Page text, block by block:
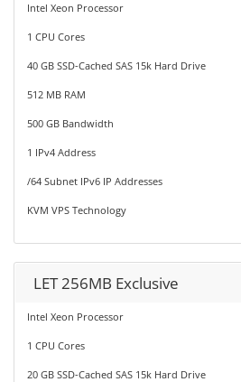
Intel Xeon Processor
1 CPU Cores
40 GB SSD-Cached SAS 15k Hard Drive
512 MB RAM
500 GB Bandwidth
1 IPv4 Address
/64 Subnet IPv6 IP Addresses
KVM VPS Technology
LET 256MB Exclusive
Intel Xeon Processor
1 CPU Cores
20 GB SSD-Cached SAS 15k Hard Drive